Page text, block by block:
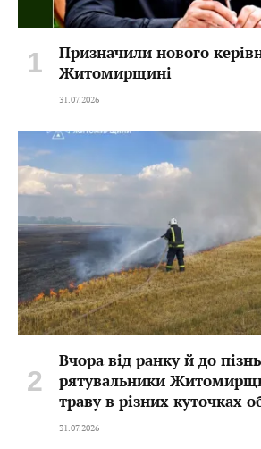
Призначили нового
Житомирщині
31.07.2026
Вчора від ранку й до
рятувальники
траву в різних куточках
31.07.2026